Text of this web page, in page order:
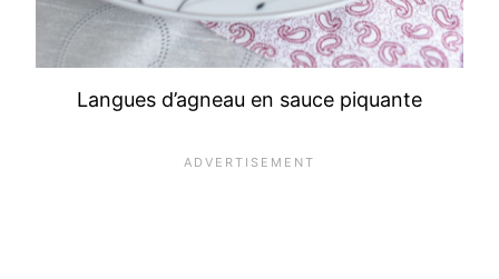
Langues d’agneau en sauce piquante